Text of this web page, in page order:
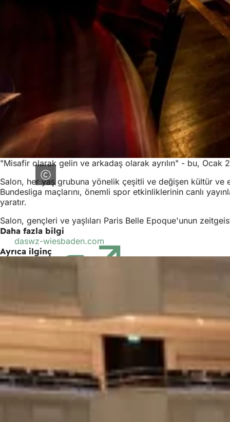
"Misafir olarak gelin ve arkadaş olarak ayrılın" - bu, Ocak
Salon, her yaş grubuna yönelik çeşitli ve değişen kültür ve
Bundesliga maçlarını, önemli spor etkinliklerinin canlı
yaratır.
Salon, gençleri ve yaşlıları Paris Belle Epoque'unun
Daha fazla bilgi
daswz-wiesbaden.com
bir
Ayrıca ilginç